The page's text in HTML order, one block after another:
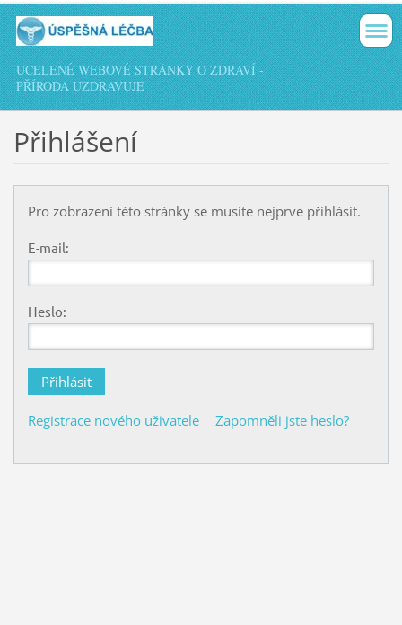
UCELENÉ WEBOVÉ STRÁNKY O ZDRAVÍ -
PŘÍRODA UZDRAVUJE
Přihlášení
Pro zobrazení této stránky se musíte nejprve přihlásit.
E-mail:
Heslo:
Registrace nového uživatele Zapomněli jste heslo?